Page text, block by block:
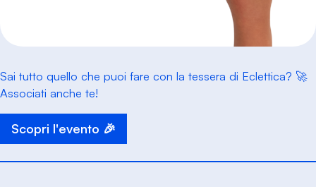
Sai tutto quello che puoi fare con la tessera di Eclettica? 🚀
Associati anche te!
Scopri l'evento 🎉